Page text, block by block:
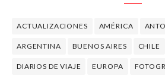
ACTUALIZACIONES AMÉRICA
ARGENTINA BUENOS AIRES CHILE
DIARIOS DE VIAJE EUROPA